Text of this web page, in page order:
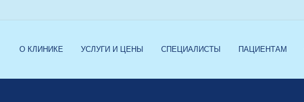
О КЛИНИКЕ УСЛУГИ И ЦЕНЫ СПЕЦИАЛИСТЫ ПАЦИЕНТАМ